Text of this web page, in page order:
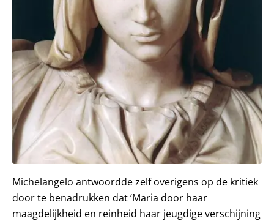
Michelangelo antwoordde zelf overigens op de kritiek
door te benadrukken dat ‘Maria door haar
maagdelijkheid en reinheid haar jeugdige verschijning